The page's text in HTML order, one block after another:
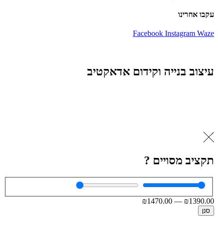
עקבו אחרינו
Facebook Instagram Waze
עיצוב בנייה וקידום אדאקטיב
תקציב מסויים ?
₪1390.00
—
₪1470.00
סנן